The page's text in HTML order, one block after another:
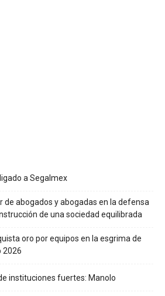
a Segalmex
de abogados y abogadas en la defensa
de una sociedad equilibrada
oro por equipos en la esgrima de
2026
instituciones fuertes: Manolo